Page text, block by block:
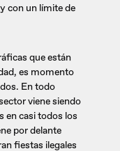
con un límite de
que están
es momento
En todo
viene siendo
en casi todos los
por delante
fiestas ilegales